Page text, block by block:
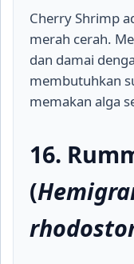
Cherry Shrimp
merah cerah.
dan damai
membutuhkan
memakan alga
16.
(